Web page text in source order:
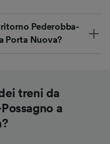
Pederobba-
Porta Nuova?
treni da
a